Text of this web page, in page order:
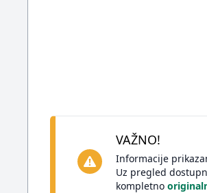
VAŽNO!
Informacije
Uz pregled
kompletno